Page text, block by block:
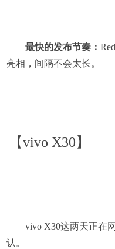
最快的发布节奏：
亮相，间隔不会太长。
【vivo X30】
vivo X30这两天正在
认。